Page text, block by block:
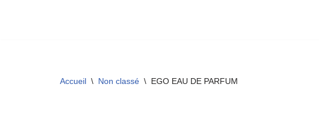
Accueil \ Non classé \ EGO EAU DE PARFUM